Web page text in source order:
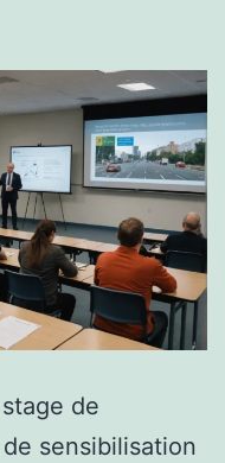
de
sensibilisation